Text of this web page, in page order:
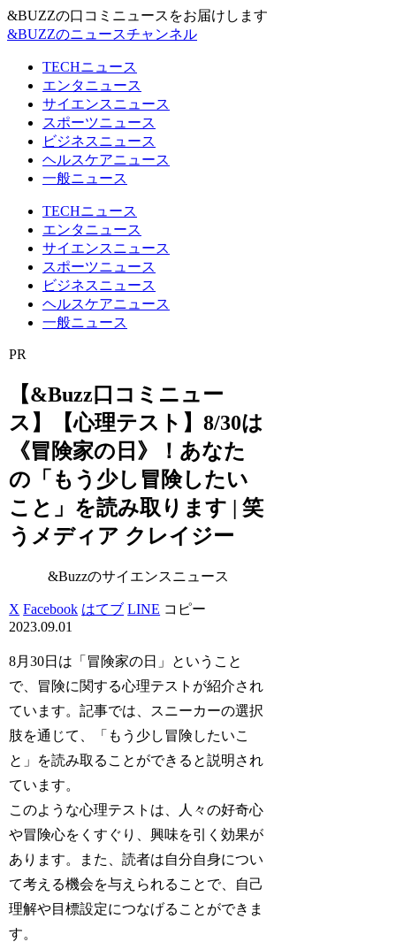
&BUZZの口コミニュースをお届けします
&BUZZのニュースチャンネル
TECHニュース
エンタニュース
サイエンスニュース
スポーツニュース
ビジネスニュース
ヘルスケアニュース
一般ニュース
TECHニュース
エンタニュース
サイエンスニュース
スポーツニュース
ビジネスニュース
ヘルスケアニュース
一般ニュース
PR
【&Buzz口コミニュー
ス】【心理テスト】8/30は
《冒険家の日》！あなた
の「もう少し冒険したい
こと」を読み取ります | 笑
うメディア クレイジー
&Buzzのサイエンスニュース
X Facebook はてブ LINE コピー
2023.09.01
8月30日は「冒険家の日」ということ
で、冒険に関する心理テストが紹介され
ています。記事では、スニーカーの選択
肢を通じて、「もう少し冒険したいこ
と」を読み取ることができると説明され
ています。
このような心理テストは、人々の好奇心
や冒険心をくすぐり、興味を引く効果が
あります。また、読者は自分自身につい
て考える機会を与えられることで、自己
理解や目標設定につなげることができま
す。